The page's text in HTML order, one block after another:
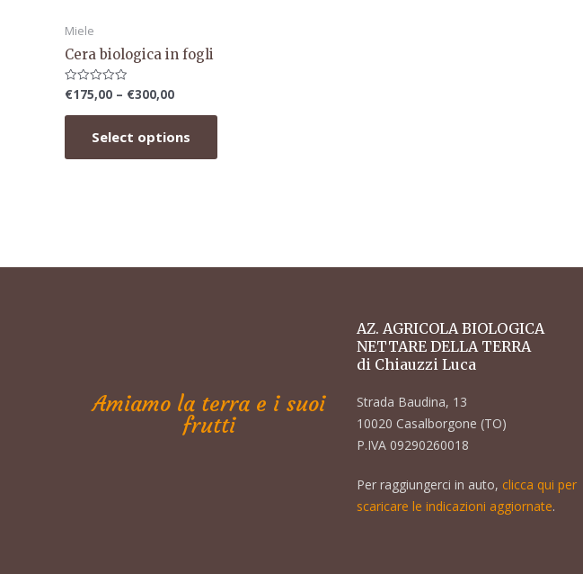
Miele
Cera biologica in fogli
Rated
0
out
€175,00 – €300,00
Select options
Amiamo la terra e i suoi
frutti
AZ. AGRICOLA BIOLOGICA
NETTARE DELLA TERRA
di Chiauzzi Luca
Strada Baudina, 13
10020 Casalborgone (TO)
P.IVA 09290260018
Per raggiungerci in auto, clicca qui per
scaricare le indicazioni aggiornate.